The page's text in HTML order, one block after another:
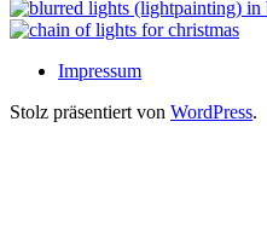
Impressum
Stolz präsentiert von WordPress.